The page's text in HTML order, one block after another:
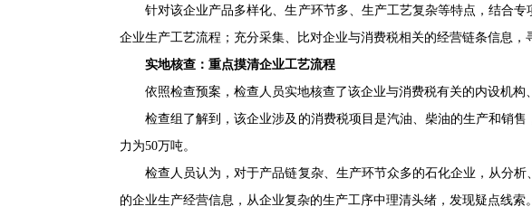
针对该企业产品多样化、生产环节多、生产工艺复杂等特点，结合专
企业生产工艺流程；充分采集、比对企业与消费税相关的经营链条信息，
实地核查：重点摸清企业工艺流程
依照检查预案，检查人员实地核查了该企业与消费税有关的内设机构
检查组了解到，该企业涉及的消费税项目是汽油、柴油的生产和销售
力为50万吨。
检查人员认为，对于产品链复杂、生产环节众多的石化企业，从分析
的企业生产经营信息，从企业复杂的生产工序中理清头绪，发现疑点线索。